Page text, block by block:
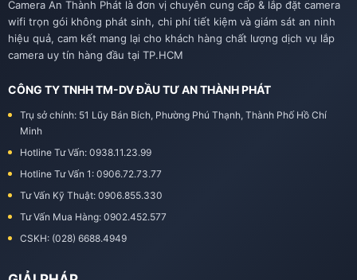
Camera An Thành Phát là đơn vị chuyên cung cấp & lắp đặt camera
wifi trọn gói không phát sinh, chi phí tiết kiệm và giám sát an ninh
hiệu quả, cam kết mang lại cho khách hàng chất lượng dịch vụ lắp
camera uy tín hàng đầu tại TP.HCM
CÔNG TY TNHH TM-DV ĐẦU TƯ AN THÀNH PHÁT
Trụ sở chính: 51 Lũy Bán Bích, Phường Phú Thạnh, Thành Phố Hồ Chí
Minh
Hotline Tư Vấn: 0938.11.23.99
Hotline Tư Vấn 1: 0906.72.73.77
Tư Vấn Kỹ Thuật: 0906.855.330
Tư Vấn Mua Hàng: 0902.452.577
CSKH: (028) 6688.4949